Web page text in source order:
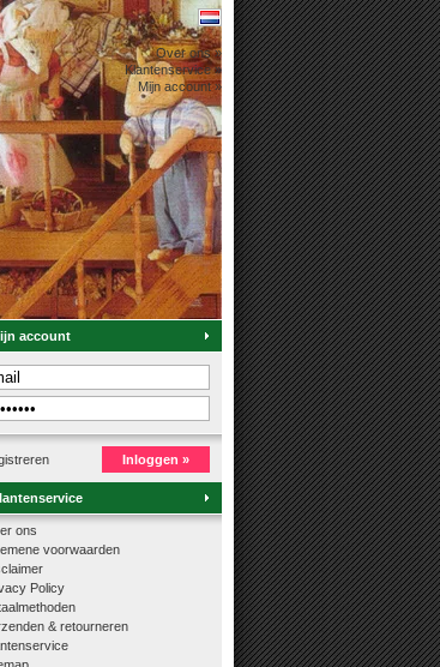
Over ons »
Klantenservice »
Mijn account »
account
Inloggen »
ons
voorwaarden
Policy
& retourneren